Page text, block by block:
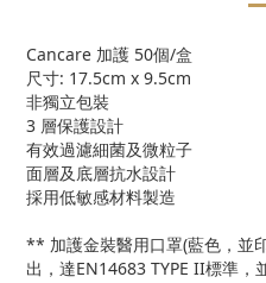
Cancare 加護 50個/盒
尺寸: 17.5cm x 9.5cm
非獨立包裝
3 層保護設計
有效過濾細菌及微粒子
面層及底層抗水設計
採用低敏感材料製造
** 加護金裝醫用口罩(藍色，並
出，達EN14683 TYPE II標準